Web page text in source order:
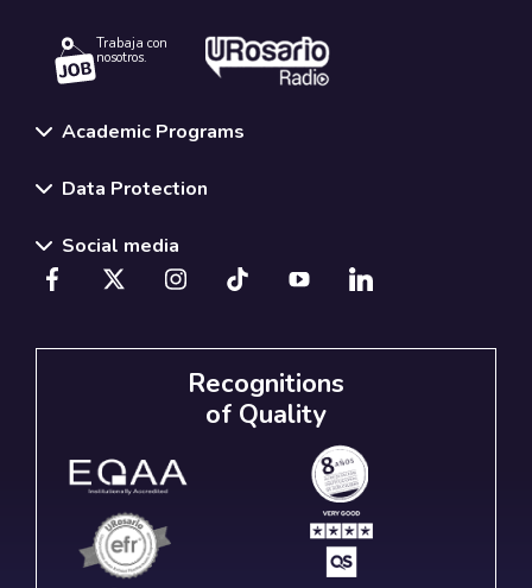
Trabaja con
nosotros.
Academic Programs
Data Protection
Social media
Recognitions
of Quality